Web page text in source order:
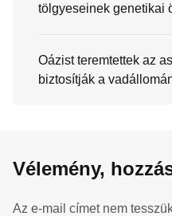
tölgyeseinek genetikai
Oázist teremtettek az
biztosítják a
Vélemény,
Az e-mail címet nem